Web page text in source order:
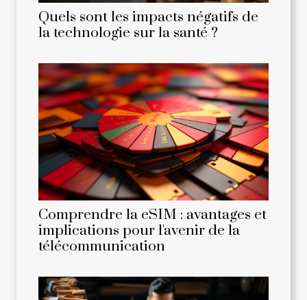
Quels sont les impacts négatifs de
la technologie sur la santé ?
Comprendre la eSIM : avantages et
implications pour l'avenir de la
télécommunication